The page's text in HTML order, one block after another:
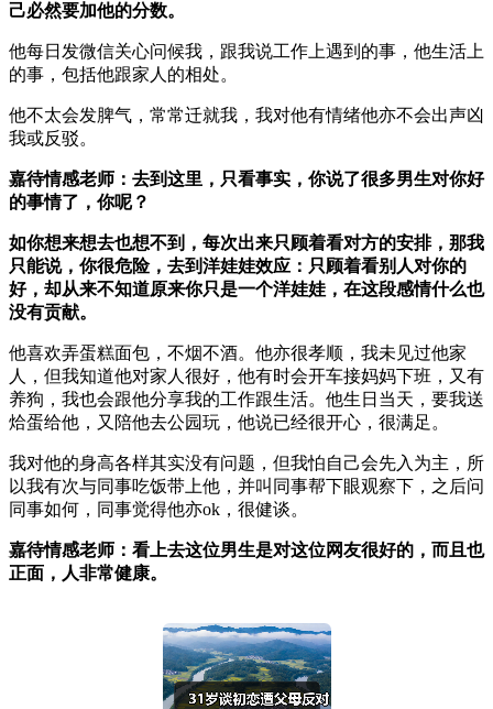
己必然要加他的分数。
他每日发微信关心问候我，跟我说工作上遇到的事，他生活上
的事，包括他跟家人的相处。
他不太会发脾气，常常迁就我，我对他有情绪他亦不会出声凶
我或反驳。
嘉待情感老师：去到这里，只看事实，你说了很多男生对你好
的事情了，你呢？
如你想来想去也想不到，每次出来只顾着看对方的安排，那我
只能说，你很危险，去到洋娃娃效应：只顾着看别人对你的
好，却从来不知道原来你只是一个洋娃娃，在这段感情什么也
没有贡献。
他喜欢弄蛋糕面包，不烟不酒。他亦很孝顺，我未见过他家
人，但我知道他对家人很好，他有时会开车接妈妈下班，又有
养狗，我也会跟他分享我的工作跟生活。他生日当天，要我送
烚蛋给他，又陪他去公园玩，他说已经很开心，很满足。
我对他的身高各样其实没有问题，但我怕自己会先入为主，所
以我有次与同事吃饭带上他，并叫同事帮下眼观察下，之后问
同事如何，同事觉得他亦ok，很健谈。
嘉待情感老师：看上去这位男生是对这位网友很好的，而且也
正面，人非常健康。